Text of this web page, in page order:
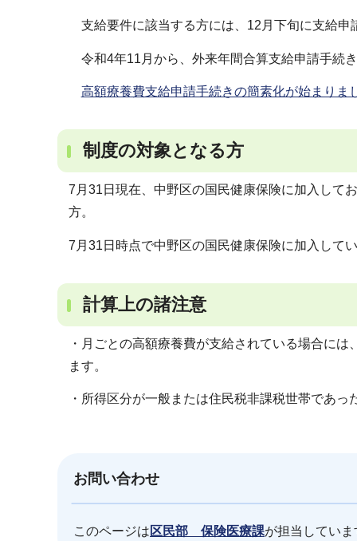
支給要件に該当する方には、12月下旬に支給申
令和4年11月から、外来年間合算支給申請手続
高額療養費支給申請手続きの簡素化が始まりま
制度の対象となる方
7月31日現在、中野区の国民健康保険に加入して
方。
7月31日時点で中野区の国民健康保険に加入して
計算上の諸注意
・月ごとの高額療養費が支給されている場合に
ます。
・所得区分が一般または住民税非課税世帯であっ
お問い合わせ
このページは 区民部 保険医療課が担当していま